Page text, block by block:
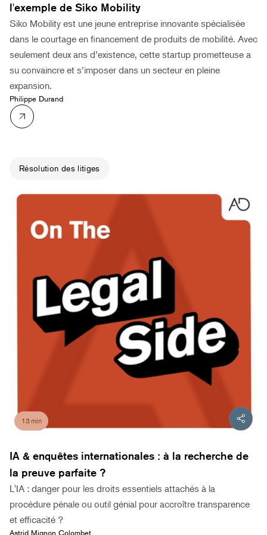
l'exemple de Siko Mobility
Siko Mobility est une jeune entreprise innovante spécialisée
dans le courtage en financement de produits de mobilité. Avec
seulement deux ans d’existence, cette startup prometteuse a
su convaincre et s’imposer dans un secteur en pleine
expansion.
Philippe Durand
Résolution des litiges
13 min
IA & enquêtes internationales : à la recherche de
la preuve parfaite ?
L'IA : danger pour les droits essentiels attachés à la
procédure pénale ou outil génial pour accroître transparence
et efficacité ?
Astrid Mignon Colombet